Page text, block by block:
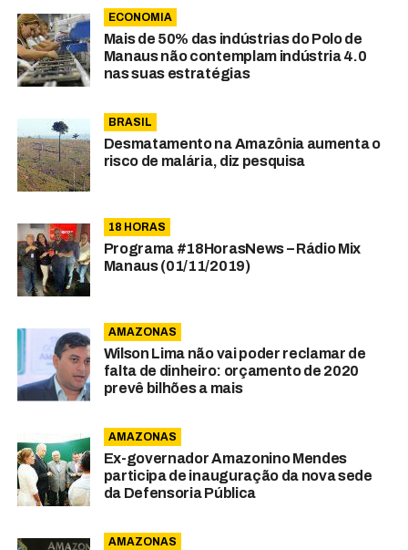
ECONOMIA
Mais de 50% das indústrias do Polo de
Manaus não contemplam indústria 4.0
nas suas estratégias
BRASIL
Desmatamento na Amazônia aumenta o
risco de malária, diz pesquisa
18 HORAS
Programa #18HorasNews – Rádio Mix
Manaus (01/11/2019)
AMAZONAS
Wilson Lima não vai poder reclamar de
falta de dinheiro: orçamento de 2020
prevê bilhões a mais
AMAZONAS
Ex-governador Amazonino Mendes
participa de inauguração da nova sede
da Defensoria Pública
AMAZONAS